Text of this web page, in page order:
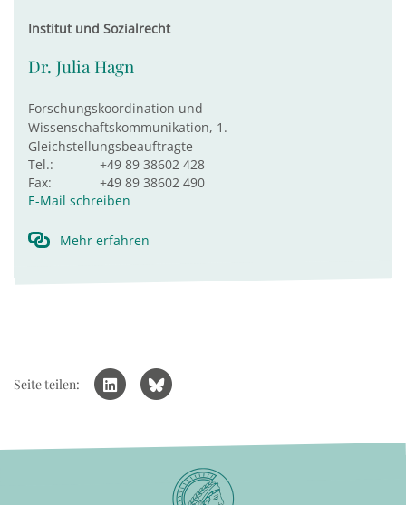
Institut und Sozialrecht
Dr. Julia Hagn
Forschungskoordination und
Wissenschaftskommunikation, 1.
Gleichstellungsbeauftragte
Tel.:
+49 89 38602 428
Fax:
+49 89 38602 490
E-Mail schreiben
Mehr erfahren
Seite teilen: